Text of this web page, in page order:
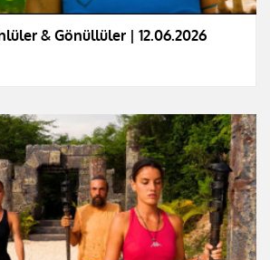
& Gönüllüler | 12.06.2026